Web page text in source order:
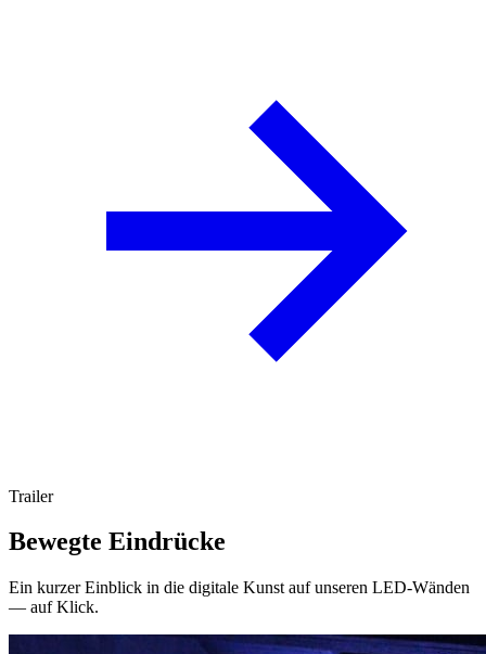
Trailer
Bewegte Eindrücke
Ein kurzer Einblick in die digitale Kunst auf unseren LED-Wänden
— auf Klick.